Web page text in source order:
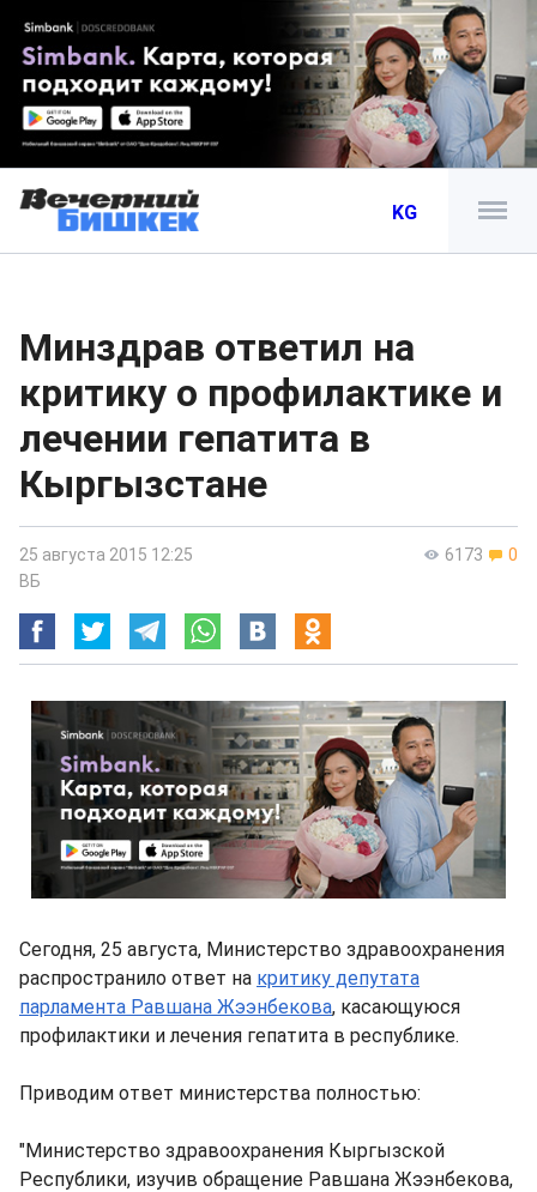
KG
Минздрав ответил на
критику о профилактике и
лечении гепатита в
Кыргызстане
6173 0
25 августа 2015 12:25
ВБ
Сегодня, 25 августа, Министерство здравоохранения
распространило ответ на критику депутата
парламента Равшана Жээнбекова, касающуюся
профилактики и лечения гепатита в республике.
Приводим ответ министерства полностью:
"Министерство здравоохранения Кыргызской
Республики, изучив обращение Равшана Жээнбекова,